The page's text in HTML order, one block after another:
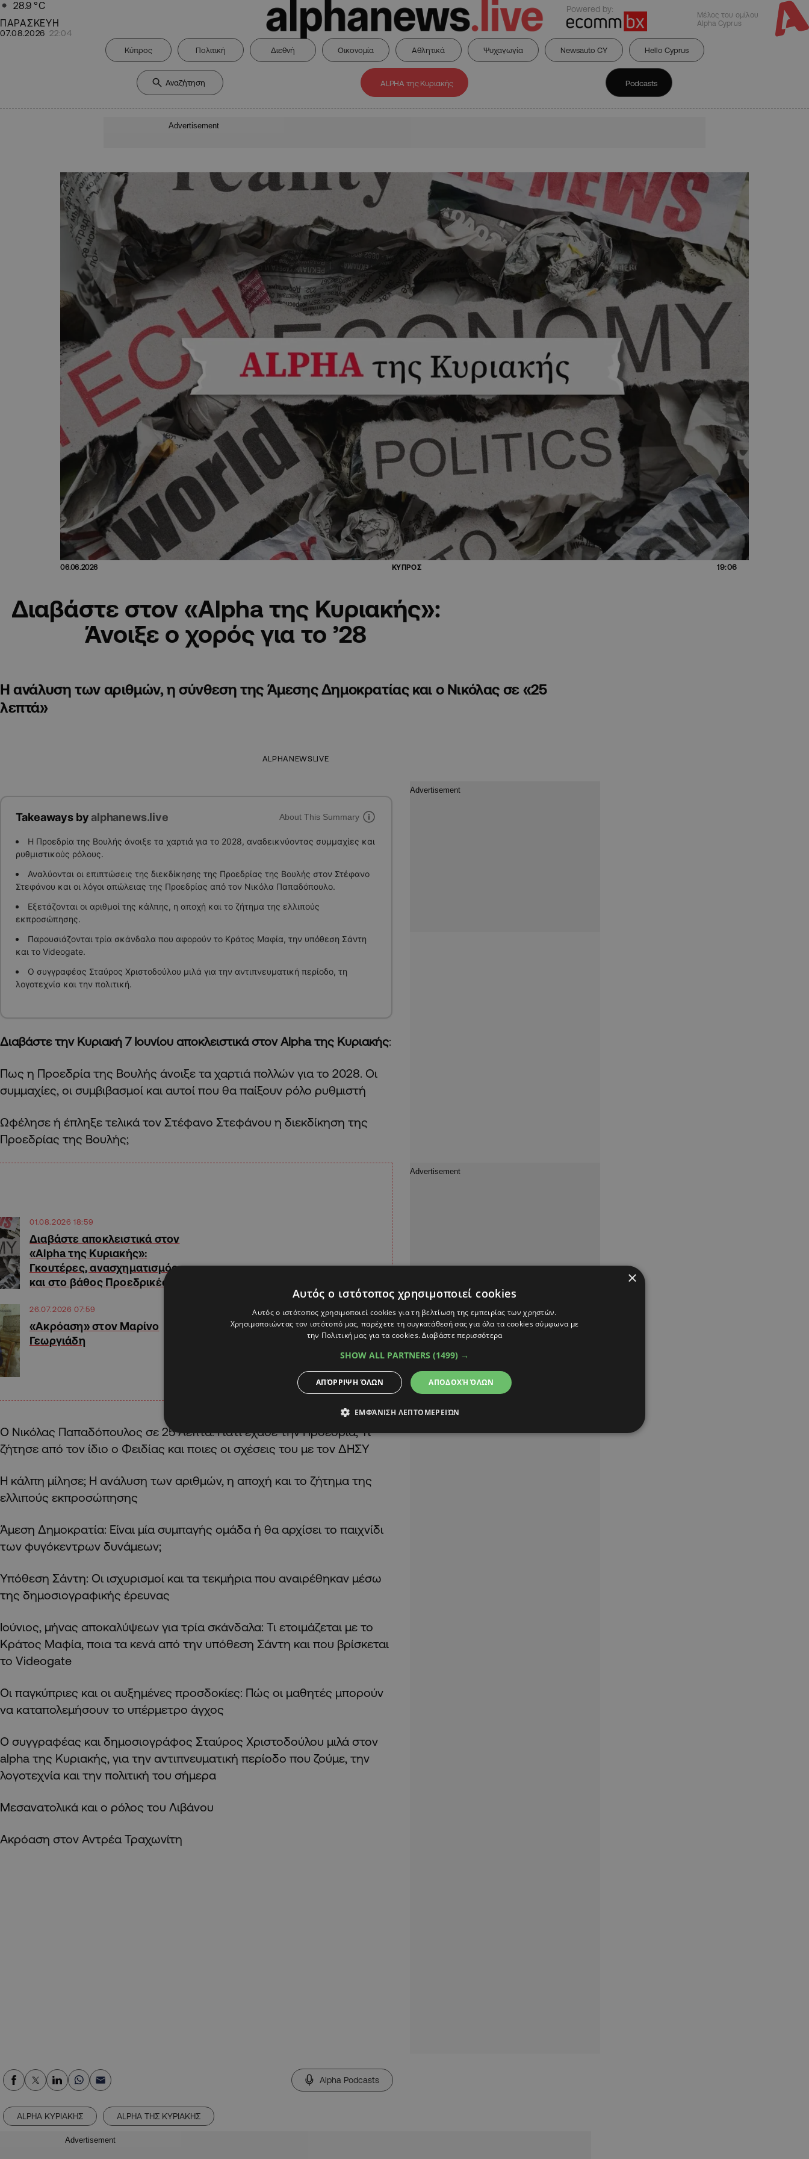
28.9 °C
ΠΑΡΑΣΚΕΥΗ
07.08.2026 22:04
Powered by:
Μέλος του ομίλου
Alpha Cyprus
Κύπρος Πολιτική Διεθνή Οικονομία Αθλητικά Ψυχαγωγία Newsauto CY Hello Cyprus
ALPHA της Κυριακής Podcasts
Advertisement
06.06.2026 ΚΥΠΡΟΣ 19:06
Διαβάστε στον «Alpha της Κυριακής»:
Άνοιξε ο χορός για το ’28
Η ανάλυση των αριθμών, η σύνθεση της Άμεσης Δημοκρατίας και ο Νικόλας σε «25
λεπτά»
ALPHANEWSLIVE
Takeaways byalphanews.live About This Summary
Η Προεδρία της Βουλής άνοιξε τα χαρτιά για το 2028, αναδεικνύοντας συμμαχίες και
ρυθμιστικούς ρόλους.
Αναλύονται οι επιπτώσεις της διεκδίκησης της Προεδρίας της Βουλής στον Στέφανο
Στεφάνου και οι λόγοι απώλειας της Προεδρίας από τον Νικόλα Παπαδόπουλο.
Εξετάζονται οι αριθμοί της κάλπης, η αποχή και το ζήτημα της ελλιπούς
εκπροσώπησης.
Παρουσιάζονται τρία σκάνδαλα που αφορούν το Κράτος Μαφία, την υπόθεση Σάντη
και το Videogate.
Ο συγγραφέας Σταύρος Χριστοδούλου μιλά για την αντιπνευματική περίοδο, τη
λογοτεχνία και την πολιτική.
Διαβάστε την Κυριακή 7 Ιουνίου αποκλειστικά στον Alpha της Κυριακής:
Πως η Προεδρία της Βουλής άνοιξε τα χαρτιά πολλών για το 2028. Οι
συμμαχίες, οι συμβιβασμοί και αυτοί που θα παίξουν ρόλο ρυθμιστή
Ωφέλησε ή έπληξε τελικά τον Στέφανο Στεφάνου η διεκδίκηση της
Προεδρίας της Βουλής;
01.08.2026 18:59
Διαβάστε αποκλειστικά στον
«Alpha της Κυριακής»:
Γκουτέρες, ανασχηματισμός
και στο βάθος Προεδρικές
26.07.2026 07:59
«Ακρόαση» στον Μαρίνο
Γεωργιάδη
Ο Νικόλας Παπαδόπουλος σε 25 Λεπτά: Γιατί έχασε την Προεδρία; Τι
ζήτησε από τον ίδιο ο Φειδίας και ποιες οι σχέσεις του με τον ΔΗΣΥ
Η κάλπη μίλησε; Η ανάλυση των αριθμών, η αποχή και το ζήτημα της
ελλιπούς εκπροσώπησης
Άμεση Δημοκρατία: Είναι μία συμπαγής ομάδα ή θα αρχίσει το παιχνίδι
των φυγόκεντρων δυνάμεων;
Υπόθεση Σάντη: Οι ισχυρισμοί και τα τεκμήρια που αναιρέθηκαν μέσω
της δημοσιογραφικής έρευνας
Ιούνιος, μήνας αποκαλύψεων για τρία σκάνδαλα: Τι ετοιμάζεται με το
Κράτος Μαφία, ποια τα κενά από την υπόθεση Σάντη και που βρίσκεται
το Videogate
Οι παγκύπριες και οι αυξημένες προσδοκίες: Πώς οι μαθητές μπορούν
να καταπολεμήσουν το υπέρμετρο άγχος
Ο συγγραφέας και δημοσιογράφος Σταύρος Χριστοδούλου μιλά στον
alpha της Κυριακής, για την αντιπνευματική περίοδο που ζούμε, την
λογοτεχνία και την πολιτική του σήμερα
Μεσανατολικά και ο ρόλος του Λιβάνου
Ακρόαση στον Αντρέα Τραχωνίτη
Alpha Podcasts
ALPHA ΚΥΡΙΑΚΗΣ ALPHA ΤΗΣ ΚΥΡΙΑΚΗΣ
Advertisement
×
Αυτός ο ιστότοπος χρησιμοποιεί cookies
Αυτός ο ιστότοπος χρησιμοποιεί cookies για τη βελτίωση της εμπειρίας των χρηστών.
Χρησιμοποιώντας τον ιστότοπό μας, παρέχετε τη συγκατάθεσή σας για όλα τα cookies σύμφωνα με
την Πολιτική μας για τα cookies.Διαβάστε περισσότερα
SHOW ALL PARTNERS (1499) →
ΑΠΟΔΟΧΉ ΌΛΩΝ
ΑΠΌΡΡΙΨΗ ΌΛΩΝ
ΕΜΦΆΝΙΣΗ ΛΕΠΤΟΜΕΡΕΙΏΝ